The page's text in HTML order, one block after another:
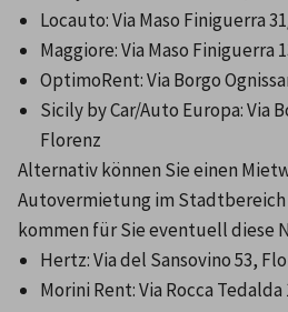
Locauto: Via Maso Finiguerra
Maggiore: Via Maso Finiguerra
OptimoRent: Via Borgo
Sicily by Car/Auto Europa: Via
Florenz
Alternativ können Sie einen
Autovermietung im
kommen für Sie eventuell diese
Hertz: Via del Sansovino 53,
Morini Rent: Via Rocca